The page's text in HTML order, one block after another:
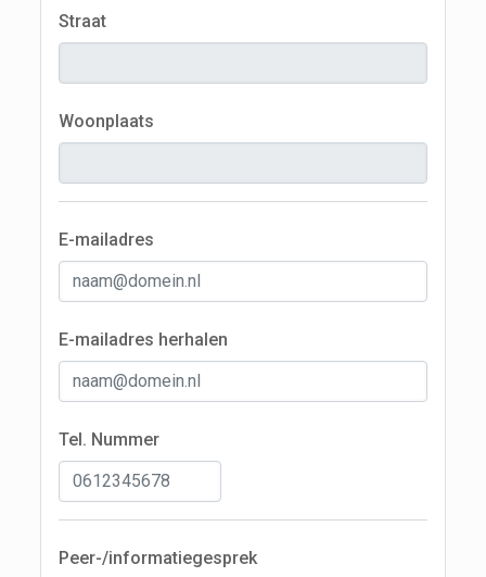
Straat
Woonplaats
E-mailadres
E-mailadres herhalen
Tel. Nummer
Peer-/informatiegesprek